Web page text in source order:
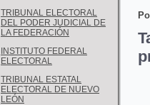
TRIBUNAL ELECTORAL
DEL PODER JUDICIAL DE
LA FEDERACIÓN
INSTITUTO FEDERAL
ELECTORAL
TRIBUNAL ESTATAL
ELECTORAL DE NUEVO
LEÓN